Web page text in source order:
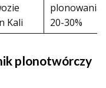
Kali
plonowania
20-30%
plonotwórczy